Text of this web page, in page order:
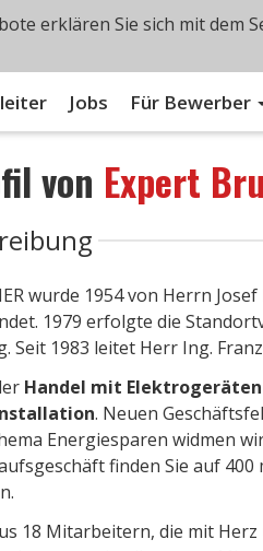
Jobs Für Bewerber
von Expert
wurde 1954 von Herrn
1979 erfolgte die
Seit 1983 leitet Herr Ing.
Handel mit
. Neuen
Energiesparen widmen
finden Sie auf
18 Mitarbeitern, die mit
erklären Sie sich mit dem